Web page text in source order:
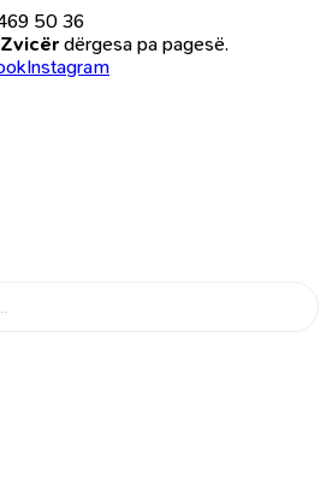
50 36
dërgesa pa pagesë.
Instagram